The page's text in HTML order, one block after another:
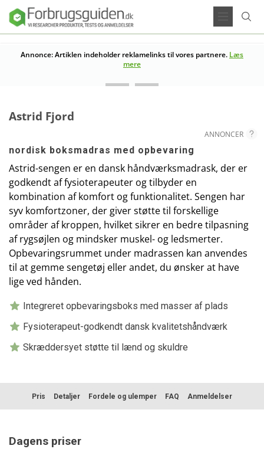
Annonce: Artiklen indeholder reklamelinks til vores partnere. Læs
mere
Astrid Fjord
ANNONCER
nordisk boksmadras med opbevaring
Astrid-sengen er en dansk håndværksmadrask, der er
godkendt af fysioterapeuter og tilbyder en
kombination af komfort og funktionalitet. Sengen har
syv komfortzoner, der giver støtte til forskellige
områder af kroppen, hvilket sikrer en bedre tilpasning
af rygsøjlen og mindsker muskel- og ledsmerter.
Opbevaringsrummet under madrassen kan anvendes
til at gemme sengetøj eller andet, du ønsker at have
lige ved hånden.
Integreret opbevaringsboks med masser af plads
Fysioterapeut-godkendt dansk kvalitetshåndværk
Skræddersyet støtte til lænd og skuldre
Pris Detaljer Fordele og ulemper FAQ Anmeldelser
Dagens priser